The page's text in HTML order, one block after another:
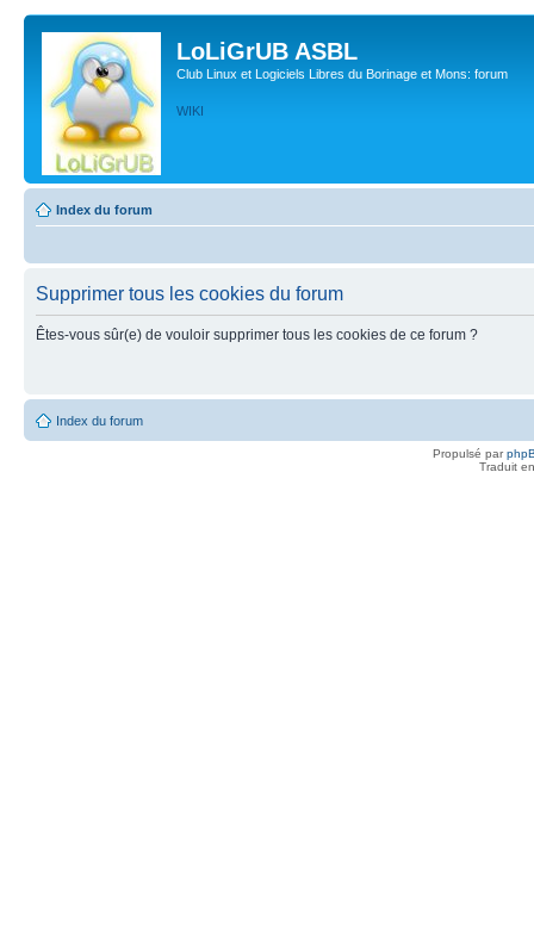
LoLiGrUB ASBL
Club Linux et Logiciels Libres du Borinage et Mons: forum
WIKI
Index du forum
Supprimer tous les cookies du forum
Êtes-vous sûr(e) de vouloir supprimer tous les cookies de ce forum ?
Index du forum
Propulsé par
Traduit